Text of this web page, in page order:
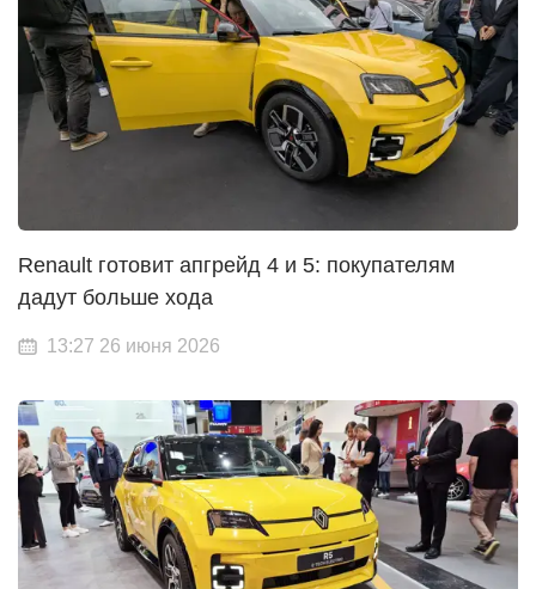
Renault готовит апгрейд 4 и 5: покупателям
дадут больше хода
13:27 26 июня 2026